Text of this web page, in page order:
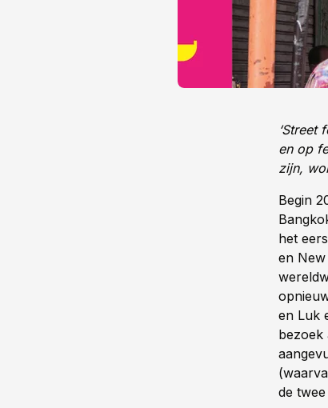
‘Street
en op
zijn,
Begin
het
en
en Luk
bezoek
de